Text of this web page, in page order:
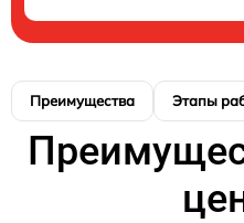
Преимущества Этапы